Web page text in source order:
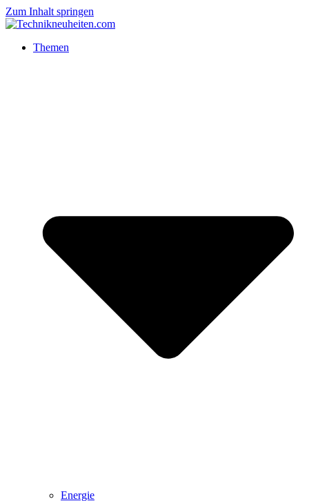
Zum Inhalt springen
Themen
Energie